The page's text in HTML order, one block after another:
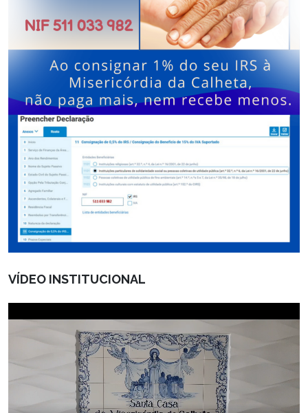
VÍDEO INSTITUCIONAL